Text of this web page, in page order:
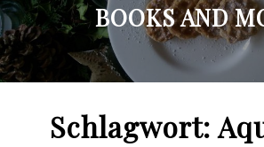
BOOKS AND
Schlagwort: